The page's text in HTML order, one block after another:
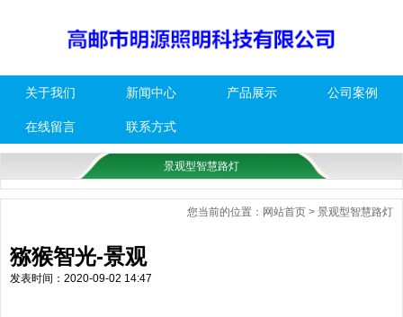
关于我们 新闻中心 产品展示 公司案例
在线留言 联系方式
景观型智慧路灯
您当前的位置： 网站首页 > 景观型智慧路灯
猕猴智光-景观
发表时间：2020-09-02 14:47